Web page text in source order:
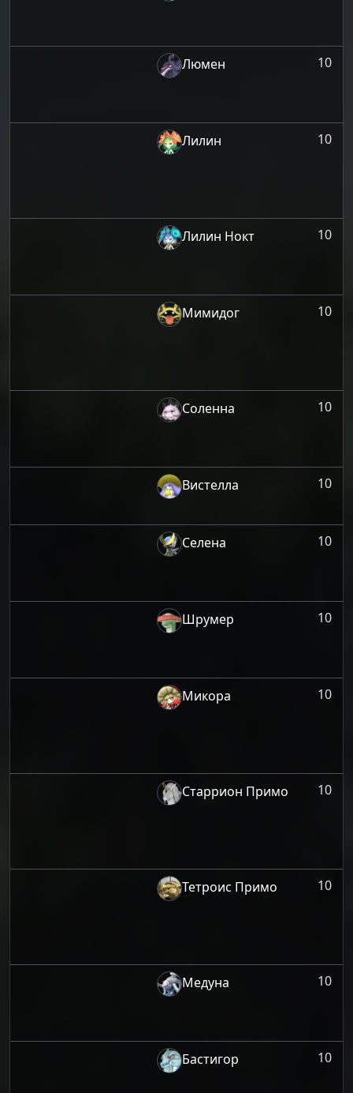
Люмен 10
Лилин 10
Лилин Нокт 10
Мимидог 10
Соленна 10
Вистелла 10
Селена 10
Шрумер 10
Микора 10
Старрион Примо 10
Тетроис Примо 10
Медуна 10
Бастигор 10